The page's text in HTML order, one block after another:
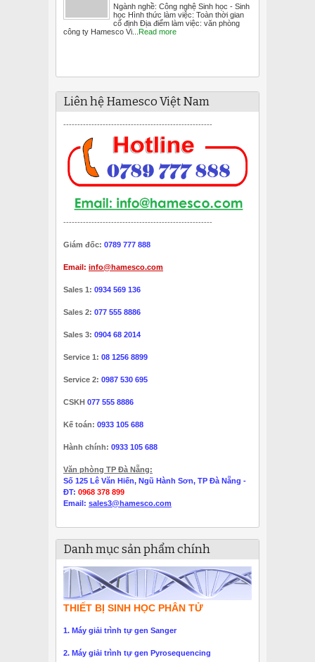
Ngành nghề: Công nghệ Sinh học - Sinh
học Hình thức làm việc: Toàn thời gian
cố định Địa điểm làm việc: văn phòng
công ty Hamesco Vi...
Read more
Liên hệ Hamesco Việt Nam
-----------------------------------------------------
-----------------------------------------------------
Giám đốc: 0789 777 888
Email: info@hamesco.com
Sales 1: 0934 569 136
Sales 2: 077 555 8886
Sales 3: 0904 68 2014
Service 1: 08 1256 8899
Service 2: 0987 530 695
CSKH 077 555 8886
Kế toán: 0933 105 688
Hành chính: 0933 105 688
Văn phòng TP Đà Nẵng:
Số 125 Lê Văn Hiến, Ngũ Hành Sơn, TP Đà Nẵng -
ĐT: 0968 378 899
Email: sales3@hamesco.com
Danh mục sản phẩm chính
THIẾT BỊ SINH HỌC PHÂN TỬ
1. Máy giải trình tự gen Sanger
2. Máy giải trình tự gen Pyrosequencing